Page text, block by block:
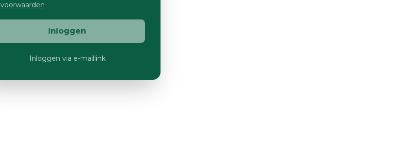
voorwaarden
Inloggen
Inloggen via e-maillink